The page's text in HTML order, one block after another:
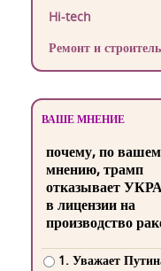
Hi-tech
Ремонт и
ВАШЕ МНЕНИЕ
почему, по
мнению, трамп
отказывает
в лицензии на
производство
1. Уважает